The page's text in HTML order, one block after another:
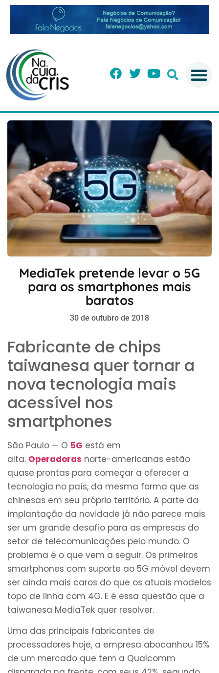
MediaTek pretende levar o 5G
para os smartphones mais
baratos
30 de outubro de 2018
Fabricante de chips
taiwanesa quer tornar a
nova tecnologia mais
acessível nos
smartphones
São Paulo — O 5G está em
alta. Operadoras norte-americanas estão
quase prontas para começar a oferecer a
tecnologia no país, da mesma forma que as
chinesas em seu próprio território. A parte da
implantação da novidade já não parece mais
ser um grande desafio para as empresas do
setor de telecomunicações pelo mundo. O
problema é o que vem a seguir. Os primeiros
smartphones com suporte ao 5G móvel devem
ser ainda mais caros do que os atuais modelos
topo de linha com 4G. E é essa questão que a
taiwanesa MediaTek quer resolver.
Uma das principais fabricantes de
processadores hoje, a empresa abocanhou 15%
de um mercado que tem a Qualcomm